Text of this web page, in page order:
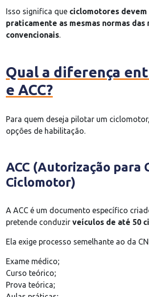
Isso significa que ciclomotores
praticamente as mesmas normas das
convencionais.
Qual a diferença
e ACC?
Para quem deseja pilotar um
opções de habilitação.
ACC (Autorização para
Ciclomotor)
A ACC é um documento específico
pretende conduzir veículos de até 50
Ela exige processo semelhante ao da
Exame médico;
Curso teórico;
Prova teórica;